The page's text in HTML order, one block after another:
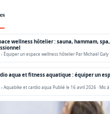
wellness hôtelier : sauna, hammam,
› Équiper un espace wellness hôtelier Par Michaël Galy
aqua et fitness aquatique : équiper un
› Aquabike et cardio aqua Publié le 16 avril 2026 · Mis à